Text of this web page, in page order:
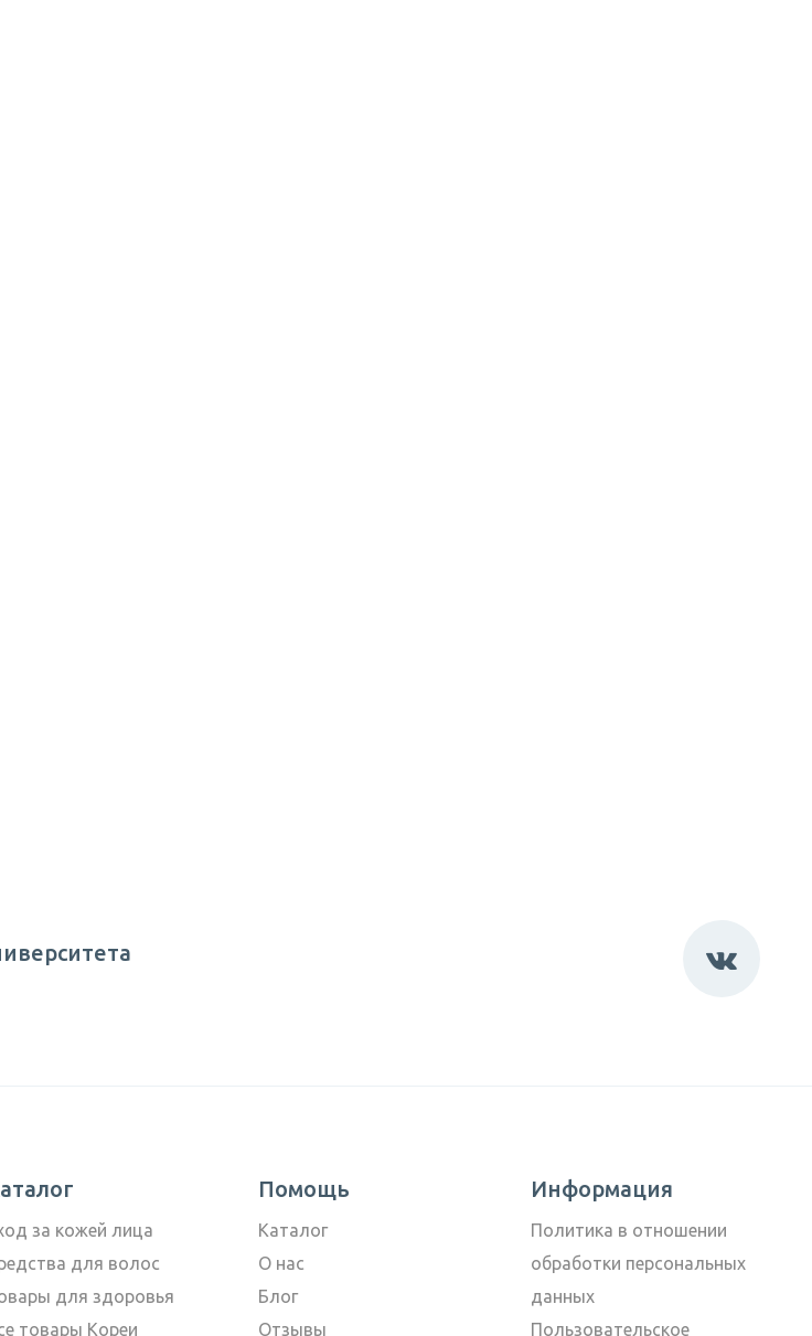
за кожей лица
для волос
для здоровья
товары Кореи
Помощь
Каталог
О нас
Блог
Отзывы
Информация
Политика в отношении
обработки персональных
данных
Пользовательское